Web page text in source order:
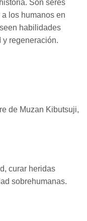
Son seres
los humanos en
habilidades
y regeneración.
de Muzan Kibutsuji,
curar heridas
sobrehumanas.